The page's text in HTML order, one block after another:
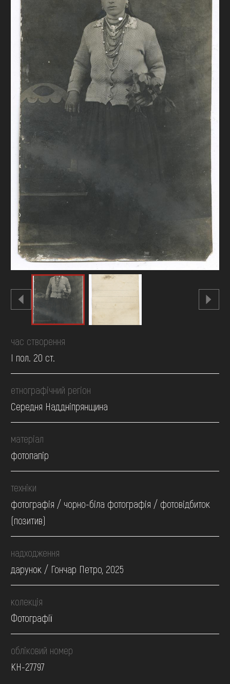
ОНЛАЙН-КРАМНИЦЯ
час створення
І пол. 20 ст.
етнографічний регіон
Середня Наддніпрянщина
матеріал
фотопапір
техніки
фотографія / чорно-біла фотографія / фотовідбиток
(позитив)
надходження
дарунок / Гончар Петро, 2025
колекція
Фотографії
обліковий номер
КН-27797